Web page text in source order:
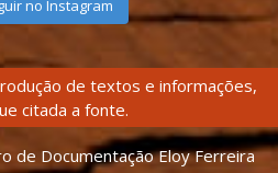
no Instagram
de textos e informações,
citada a fonte.
de Documentação Eloy Ferreira